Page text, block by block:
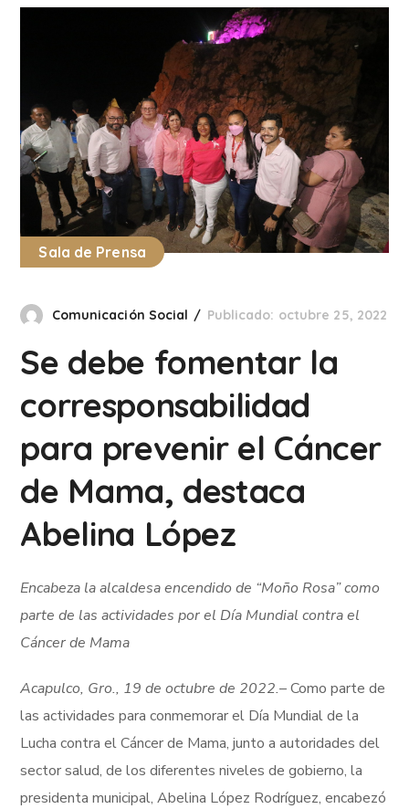
Sala de Prensa
Comunicación Social Publicado: octubre 25, 2022
Se debe fomentar la
corresponsabilidad
para prevenir el Cáncer
de Mama, destaca
Abelina López
Encabeza la alcaldesa encendido de “Moño Rosa” como
parte de las actividades por el Día Mundial contra el
Cáncer de Mama
Acapulco, Gro., 19 de octubre de 2022.– Como parte de
las actividades para conmemorar el Día Mundial de la
Lucha contra el Cáncer de Mama, junto a autoridades del
sector salud, de los diferentes niveles de gobierno, la
presidenta municipal, Abelina López Rodríguez, encabezó